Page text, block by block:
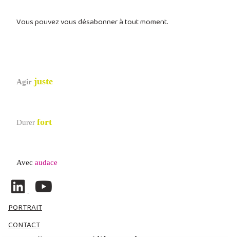
Vous pouvez vous désabonner à tout moment.
Agir juste
Durer fort
Avec audace
PORTRAIT
CONTACT